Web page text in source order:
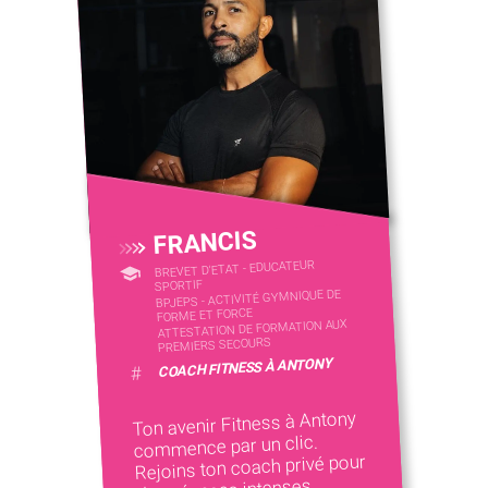
FRANCIS
BREVET D'ETAT - EDUCATEUR
SPORTIF
BPJEPS - ACTIVITÉ GYMNIQUE DE
FORME ET FORCE
ATTESTATION DE FORMATION AUX
PREMIERS SECOURS
# COACH FITNESS À ANTONY
Ton avenir Fitness à Antony
commence par un clic.
Rejoins ton coach privé pour